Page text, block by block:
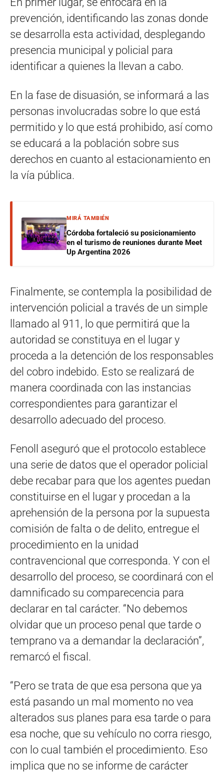
prevención, identificando las zonas donde
se desarrolla esta actividad, desplegando
presencia municipal y policial para
identificar a quienes la llevan a cabo.
En la fase de disuasión, se informará a las
personas involucradas sobre lo que está
permitido y lo que está prohibido, así como
se educará a la población sobre sus
derechos en cuanto al estacionamiento en
la vía pública.
MIRÁ TAMBIÉN
Córdoba fortaleció su posicionamiento
en el turismo de reuniones durante Meet
Up Argentina 2026
Finalmente, se contempla la posibilidad de
intervención policial a través de un simple
llamado al 911, lo que permitirá que la
autoridad se constituya en el lugar y
proceda a la detención de los responsables
del cobro indebido. Esto se realizará de
manera coordinada con las instancias
correspondientes para garantizar el
desarrollo adecuado del proceso.
Fenoll aseguró que el protocolo establece
una serie de datos que el operador policial
debe recabar para que los agentes puedan
constituirse en el lugar y procedan a la
aprehensión de la persona por la supuesta
comisión de falta o de delito, entregue el
procedimiento en la unidad
contravencional que corresponda. Y con el
desarrollo del proceso, se coordinará con el
damnificado su comparecencia para
declarar en tal carácter. “No debemos
olvidar que un proceso penal que tarde o
temprano va a demandar la declaración”,
remarcó el fiscal.
“Pero se trata de que esa persona que ya
está pasando un mal momento no vea
alterados sus planes para esa tarde o para
esa noche, que su vehículo no corra riesgo,
con lo cual también el procedimiento. Eso
implica que no se informe de carácter